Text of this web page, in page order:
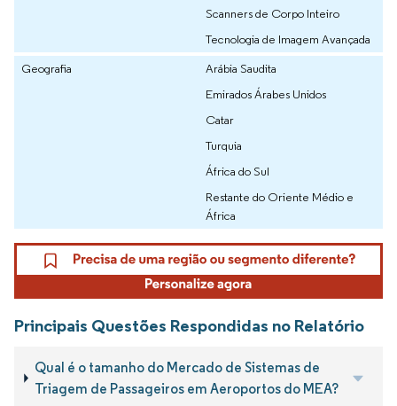
Scanners de Corpo Inteiro
Tecnologia de Imagem Avançada
Geografia
Arábia Saudita
Emirados Árabes Unidos
Catar
Turquia
África do Sul
Restante do Oriente Médio e
África
Principais Questões Respondidas no Relatório
Qual é o tamanho do Mercado de Sistemas de
Triagem de Passageiros em Aeroportos do MEA?